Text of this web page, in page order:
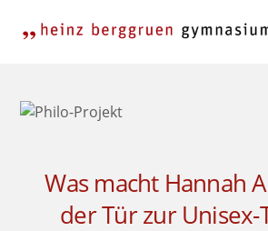
Was macht Hannah
der Tür zur Unisex-